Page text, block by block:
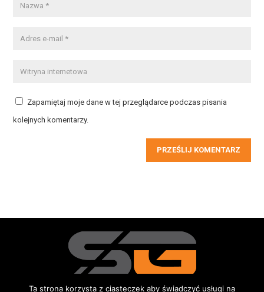
Zapamiętaj moje dane w tej przeglądarce podczas pisania
kolejnych komentarzy.
PRZEŚLIJ KOMENTARZ
Ta strona korzysta z ciasteczek aby świadczyć usługi na